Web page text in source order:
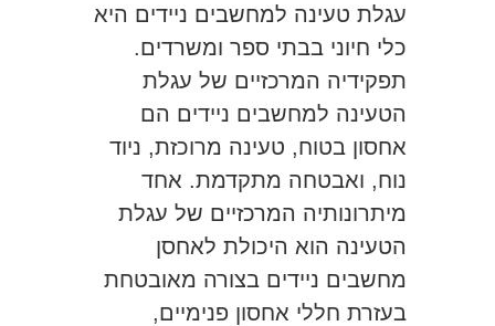
עגלת טעינה למחשבים ניידים היא
כלי חיוני בבתי ספר ומשרדים.
תפקידיה המרכזיים של עגלת
הטעינה למחשבים ניידים הם
אחסון בטוח, טעינה מרוכזת, ניוד
נוח, ואבטחה מתקדמת. אחד
מיתרונותיה המרכזיים של עגלת
הטעינה הוא היכולת לאחסן
מחשבים ניידים בצורה מאובטחת
בעזרת חללי אחסון פנימיים,